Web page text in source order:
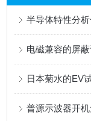
半导体特性分
电磁兼容的屏
日本菊水的EV
普源示波器开